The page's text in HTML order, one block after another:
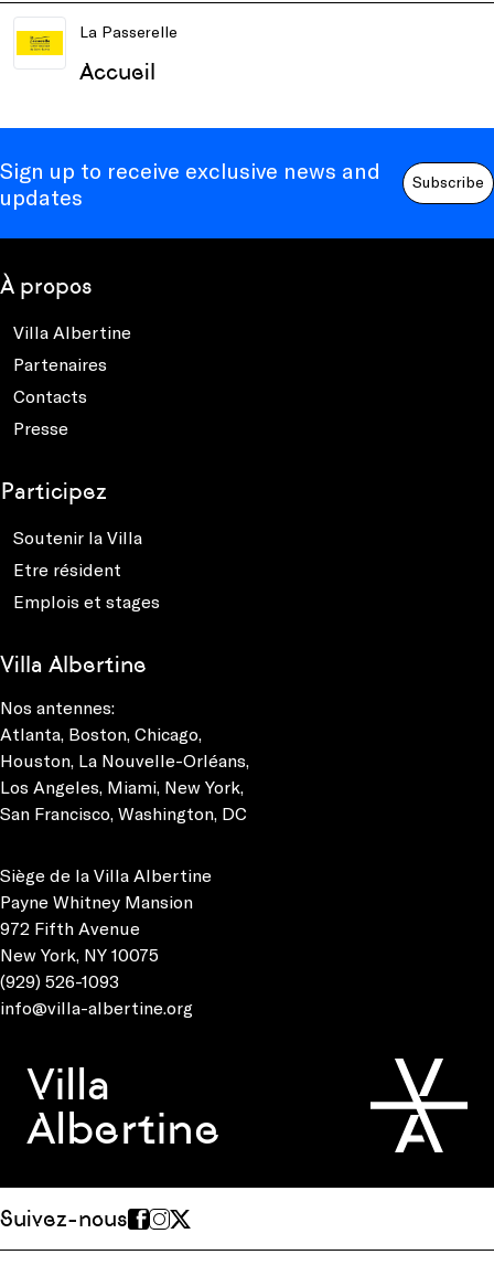
La Passerelle
Accueil
Sign up to receive exclusive news and
updates
Subscribe
À propos
Villa Albertine
Partenaires
Contacts
Presse
Participez
Soutenir la Villa
Etre résident
Emplois et stages
Villa Albertine
Nos antennes:
Atlanta, Boston, Chicago,
Houston, La Nouvelle-Orléans,
Los Angeles, Miami, New York,
San Francisco, Washington, DC
Siège de la Villa Albertine
Payne Whitney Mansion
972 Fifth Avenue
New York, NY 10075
(929) 526-1093
info@villa-albertine.org
Villa
Albertine
Suivez-nous